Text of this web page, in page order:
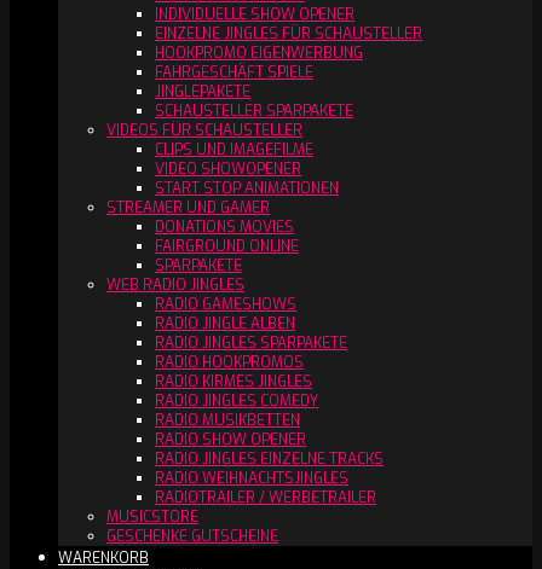
INDIVIDUELLE SHOW OPENER
EINZELNE JINGLES FÜR SCHAUSTELLER
HOOKPROMO EIGENWERBUNG
FAHRGESCHÄFT SPIELE
JINGLEPAKETE
SCHAUSTELLER SPARPAKETE
VIDEOS FÜR SCHAUSTELLER
CLIPS UND IMAGEFILME
VIDEO SHOWOPENER
START STOP ANIMATIONEN
STREAMER UND GAMER
DONATIONS MOVIES
FAIRGROUND ONLINE
SPARPAKETE
WEB RADIO JINGLES
RADIO GAMESHOWS
RADIO JINGLE ALBEN
RADIO JINGLES SPARPAKETE
RADIO HOOKPROMOS
RADIO KIRMES JINGLES
RADIO JINGLES COMEDY
RADIO MUSIKBETTEN
RADIO SHOW OPENER
RADIO JINGLES EINZELNE TRACKS
RADIO WEIHNACHTSJINGLES
RADIOTRAILER / WERBETRAILER
MUSICSTORE
GESCHENKE GUTSCHEINE
WARENKORB